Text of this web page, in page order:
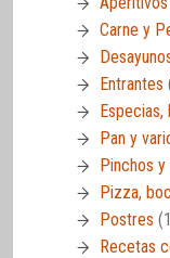
Carne y
Entrantes
Especias,
Pan y
Pinchos y
Pizza,
Postres
Recetas